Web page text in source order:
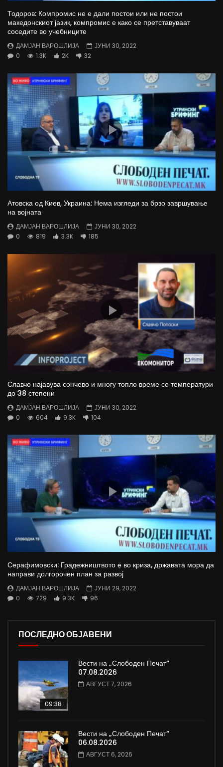
Тодоров: Компромис не е дали постои или не постои
македонскиот јазик, компромис е како се претставуваат
соседите во учебниците
ДАМЈАН ВАРОШЛИЈА
ЈУНИ 30, 2022
0
1.3K 2K 32
Атовска од Киев, Украина: Нема изгледи за брзо завршување
на војната
ДАМЈАН ВАРОШЛИЈА
ЈУНИ 30, 2022
0
819 3.3K 185
Славчо најавува сончево и многу топло време со температури
до 38 степени
ДАМЈАН ВАРОШЛИЈА
ЈУНИ 30, 2022
0
604 9.3K 104
Серафимовски: Градежништвото е во криза, државата мора да
направи долгорочен план за развој
ДАМЈАН ВАРОШЛИЈА
ЈУНИ 29, 2022
0
729 9.3K 96
ПОСЛЕДНО ОБЈАВЕНИ
09:38
Вести на „Слободен Печат“
07.08.2026
АВГУСТ 7, 2026
Вести на „Слободен Печат“
06.08.2026
АВГУСТ 6, 2026